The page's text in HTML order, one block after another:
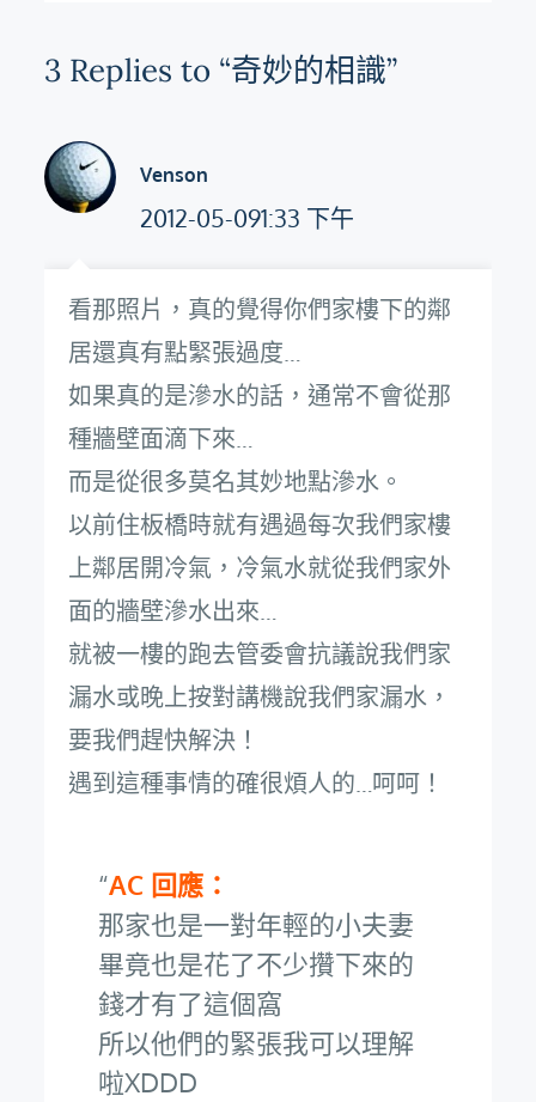
覽
3 Replies to “奇妙的相識”
Venson
2012-05-091:33 下午
看那照片，真的覺得你們家樓下的鄰
居還真有點緊張過度…
如果真的是滲水的話，通常不會從那
種牆壁面滴下來…
而是從很多莫名其妙地點滲水。
以前住板橋時就有遇過每次我們家樓
上鄰居開冷氣，冷氣水就從我們家外
面的牆壁滲水出來…
就被一樓的跑去管委會抗議說我們家
漏水或晚上按對講機說我們家漏水，
要我們趕快解決！
遇到這種事情的確很煩人的…呵呵！
AC 回應：
那家也是一對年輕的小夫妻
畢竟也是花了不少攢下來的
錢才有了這個窩
所以他們的緊張我可以理解
啦XDDD